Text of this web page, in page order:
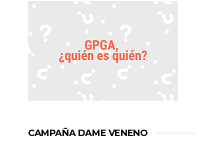
CAMPAÑA DAME VENENO